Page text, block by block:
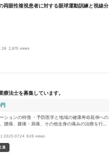
両眼性複視患者に対する眼球運動訓練と視線分
2,815 views
療法士を募集しています。
ションの特徴 ・予防医学と地域の健康寿命延伸への
腰痛、膝痛・肩痛、その他全身の痛みの治療を行っ
リを行います。 ・院内勉強会や講習会などご自身の
います。 ☆︎当施設のおすすめポイント
め、膝の痛みや骨折など幅広く整形疾患を学ぶこと
2025.07.24 626 views
員